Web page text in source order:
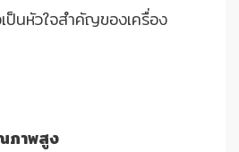
ป็นหัวใจสำคัญของเครื่อง
ภาพสูง